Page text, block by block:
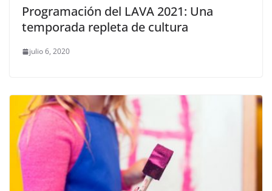
Programación del LAVA 2021: Una
temporada repleta de cultura
julio 6, 2020